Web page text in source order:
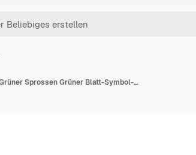
Satz von Grünblatt-Design-Elementen Grüner Sprossen Grüner Blatt-Symbol-Vektor-Ikonensatz